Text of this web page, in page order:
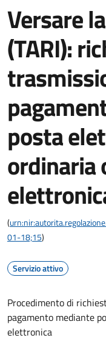
Versare
(TARI):
posta
ordinaria
(
01-18;15)
Servizio attivo
Procedimento di
pagamento mediante
elettronica